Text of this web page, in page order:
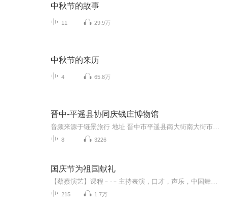
中秋节的故事
11 29.9万
中秋节的来历
4 65.8万
晋中-平遥县协同庆钱庄博物馆
8 3226
国庆节为祖国献礼
215 1.7万